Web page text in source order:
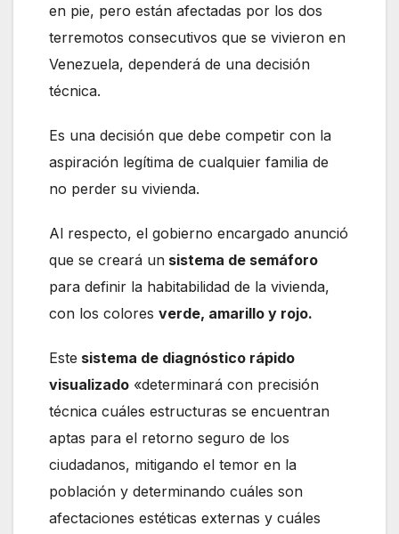
en pie, pero están afectadas por los dos
terremotos consecutivos que se vivieron en
Venezuela, dependerá de una decisión
técnica.
Es una decisión que debe competir con la
aspiración legítima de cualquier familia de
no perder su vivienda.
Al respecto, el gobierno encargado anunció
que se creará un sistema de semáforo
para definir la habitabilidad de la vivienda,
con los colores verde, amarillo y rojo.
Este sistema de diagnóstico rápido
visualizado «determinará con precisión
técnica cuáles estructuras se encuentran
aptas para el retorno seguro de los
ciudadanos, mitigando el temor en la
población y determinando cuáles son
afectaciones estéticas externas y cuáles